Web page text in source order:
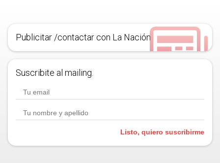
Publicitar /contactar con La Nación
Suscribite al mailing.
Listo, quiero suscribirme